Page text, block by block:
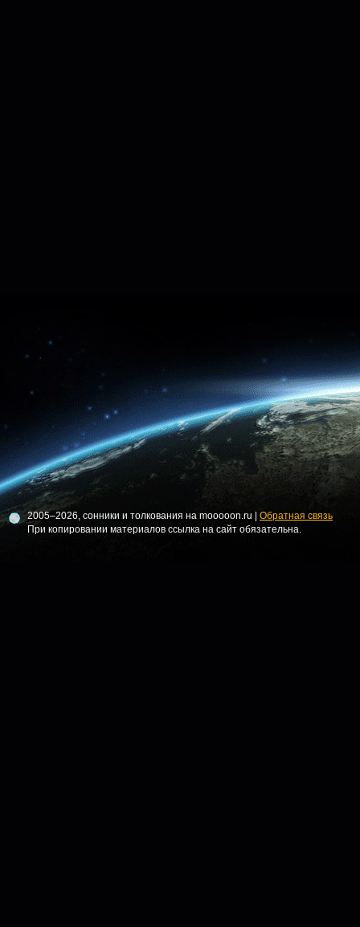
2005–2026, сонники и толкования на mooooon.ru | Обратная связь
При копировании материалов ссылка на сайт обязательна.